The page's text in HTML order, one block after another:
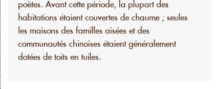
poètes. Avant cette période, la plupart des
habitations étaient couvertes de chaume ; seules
les maisons des familles aisées et des
communautés chinoises étaient généralement
dotées de toits en tuiles.